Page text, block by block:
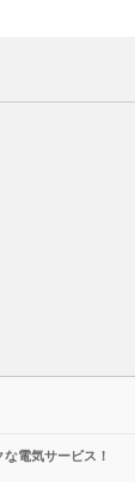
電気サービス！